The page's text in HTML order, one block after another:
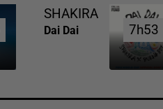
SHAKIRA
Dai Dai 7h53
7h53